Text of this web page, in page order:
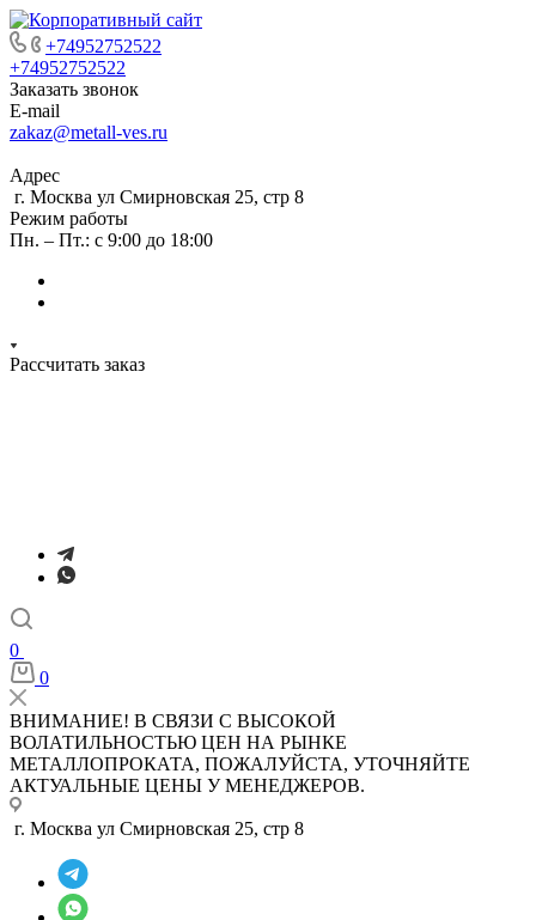
+74952752522
+74952752522
Заказать звонок
E-mail
zakaz@metall-ves.ru
Адрес
г. Москва ул Смирновская 25, стр 8
Режим работы
Пн. – Пт.: с 9:00 до 18:00
Рассчитать заказ
0
0
ВНИМАНИЕ! В СВЯЗИ С ВЫСОКОЙ
ВОЛАТИЛЬНОСТЬЮ ЦЕН НА РЫНКЕ
МЕТАЛЛОПРОКАТА, ПОЖАЛУЙСТА, УТОЧНЯЙТЕ
АКТУАЛЬНЫЕ ЦЕНЫ У МЕНЕДЖЕРОВ.
г. Москва ул Смирновская 25, стр 8